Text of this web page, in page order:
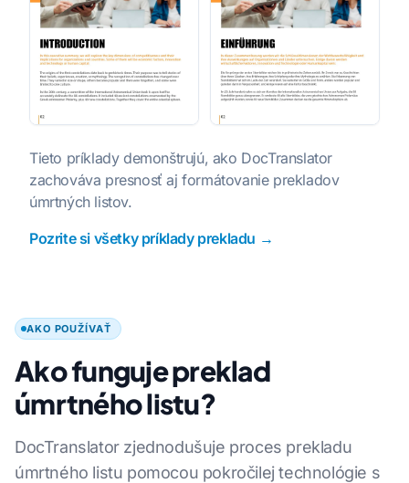
Tieto príklady demonštrujú, ako DocTranslator
zachováva presnosť aj formátovanie prekladov
úmrtných listov.
Pozrite si všetky príklady prekladu →
AKO POUŽÍVAŤ
Ako funguje preklad
úmrtného listu?
DocTranslator zjednodušuje proces prekladu
úmrtného listu pomocou pokročilej technológie s